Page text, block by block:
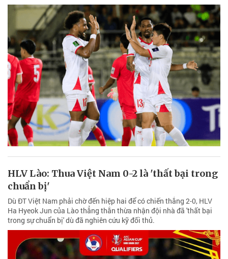
HLV Lào: Thua Việt Nam 0-2 là 'thất bại trong
chuẩn bị'
Dù ĐT Việt Nam phải chờ đến hiệp hai để có chiến thắng 2-0, HLV
Ha Hyeok Jun của Lào thẳng thắn thừa nhận đội nhà đã 'thất bại
trong sự chuẩn bị' dù đã nghiên cứu kỹ đối thủ.